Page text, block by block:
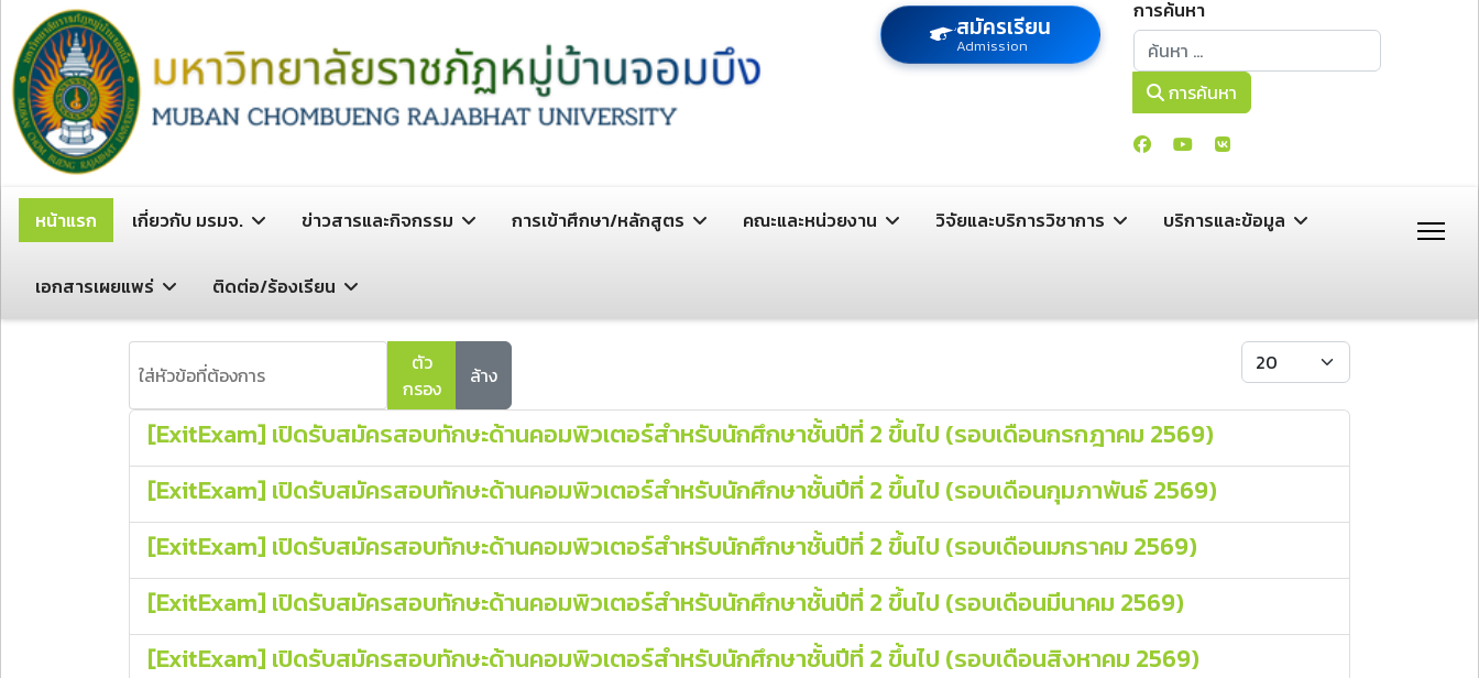
สมัครเรียน
Admission
การค้นหา
การค้นหา
การค้นหา
หน้าแรก เกี่ยวกับ มรมจ. ข่าวสารและกิจกรรม การเข้าศึกษา/หลักสูตร คณะและหน่วยงาน วิจัยและบริการวิชาการ บริการและข้อมูล
เอกสารเผยแพร่ ติดต่อ/ร้องเรียน
ตัว
กรอง
ล้าง
แสดง #
[ExitExam] เปิดรับสมัครสอบทักษะด้านคอมพิวเตอร์สำหรับนักศึกษาชั้นปีที่ 2 ขึ้นไป (รอบเดือนกรกฎาคม 2569)
[ExitExam] เปิดรับสมัครสอบทักษะด้านคอมพิวเตอร์สำหรับนักศึกษาชั้นปีที่ 2 ขึ้นไป (รอบเดือนกุมภาพันธ์ 2569)
[ExitExam] เปิดรับสมัครสอบทักษะด้านคอมพิวเตอร์สำหรับนักศึกษาชั้นปีที่ 2 ขึ้นไป (รอบเดือนมกราคม 2569)
[ExitExam] เปิดรับสมัครสอบทักษะด้านคอมพิวเตอร์สำหรับนักศึกษาชั้นปีที่ 2 ขึ้นไป (รอบเดือนมีนาคม 2569)
[ExitExam] เปิดรับสมัครสอบทักษะด้านคอมพิวเตอร์สำหรับนักศึกษาชั้นปีที่ 2 ขึ้นไป (รอบเดือนสิงหาคม 2569)